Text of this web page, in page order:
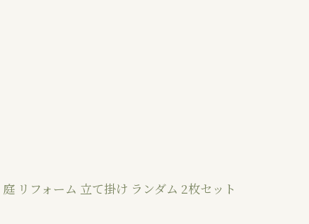
リフォーム 立て掛け ランダム 2枚セット